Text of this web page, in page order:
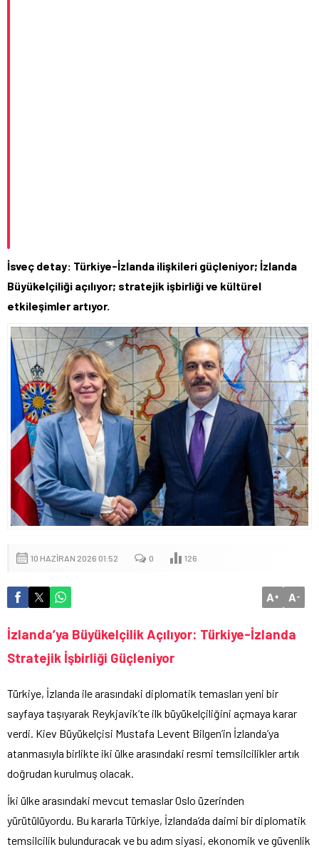
İsveç detay: Türkiye-İzlanda ilişkileri güçleniyor; İzlanda
Büyükelçiliği açılıyor; stratejik işbirliği ve kültürel
etkileşimler artıyor.
10 HAZIRAN 2026 01:52 0 126
A+ A-
İzlanda’ya Büyükelçilik Açılıyor: Türkiye-İzlanda
Stratejik İşbirliği Güçleniyor
Türkiye, İzlanda ile arasındaki diplomatik temasları yeni bir
sayfaya taşıyarak Reykjavik’te ilk büyükelçiliğini açmaya karar
verdi. Kiev Büyükelçisi Mustafa Levent Bilgen’in İzlanda’ya
atanmasıyla birlikte iki ülke arasındaki resmi temsilcilikler artık
doğrudan kurulmuş olacak.
İki ülke arasındaki mevcut temaslar Oslo üzerinden
yürütülüyordu. Bu kararla Türkiye, İzlanda’da daimi bir diplomatik
temsilcilik bulunduracak ve bu adım siyasi, ekonomik ve güvenlik